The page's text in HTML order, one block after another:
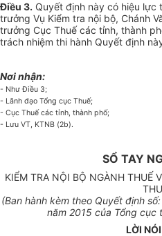
Điều 3. Quyết định này có hiệu lực
trưởng Vụ Kiểm tra nội bộ, Chánh
trưởng Cục Thuế các tỉnh, thành
trách nhiệm thi hành Quyết định
Nơi nhận:
- Như Điều 3;
- Lãnh đạo Tổng cục Thuế;
- Cục Thuế các tỉnh, thành phố;
- Lưu VT, KTNB (2b).
SỔ TAY
KIỂM TRA NỘI BỘ NGÀNH THUẾ
(Ban hành kèm theo Quyết định s
năm 2015 của Tổng cục
LỜI